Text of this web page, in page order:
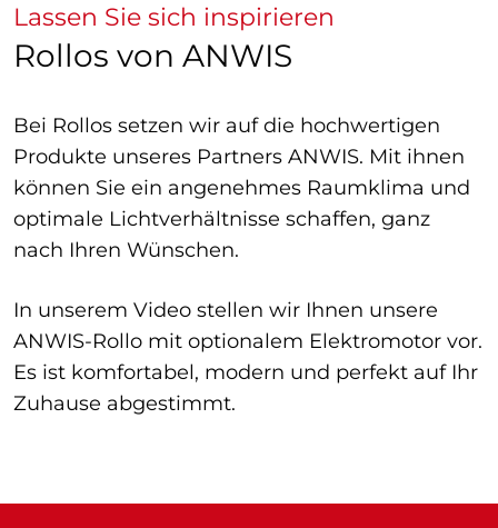
Lassen Sie sich inspirieren
Rollos von ANWIS
Bei Rollos setzen wir auf die hochwertigen
Produkte unseres Partners ANWIS. Mit ihnen
können Sie ein angenehmes Raumklima und
optimale Lichtverhältnisse schaffen, ganz
nach Ihren Wünschen.
In unserem Video stellen wir Ihnen unsere
ANWIS-Rollo mit optionalem Elektromotor vor.
Es ist komfortabel, modern und perfekt auf Ihr
Zuhause abgestimmt.